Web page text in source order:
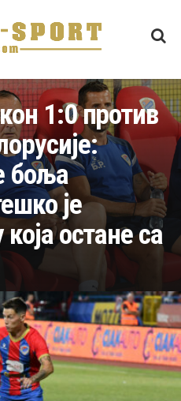
1:0 против
боља
је
остане са